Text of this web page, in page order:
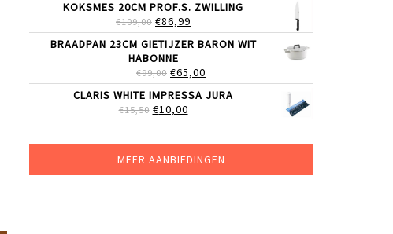
WAS:
€22,99.
IS:
€17,99.
KOKSMES 20CM PROF.S. ZWILLING
€109,00 OORSPRONKELIJKE
PRIJS
WAS:
€109,00.
€86,99
PRIJS
IS:
BRAADPAN 23CM GIETIJZER BARON WIT
HABONNE
€99,00 OORSPRONKELIJKE
PRIJS
WAS:
€99,00.
€65,00
PRIJS
IS:
CLARIS WHITE IMPRESSA JURA
€15,50 OORSPRONKELIJKE
€10,00HUIDIGE
MEER AANBIEDINGEN